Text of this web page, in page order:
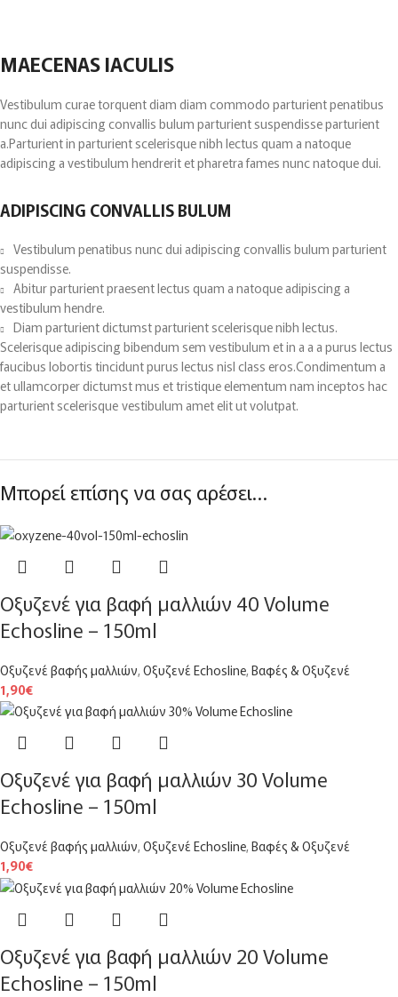
MAECENAS IACULIS
Vestibulum curae torquent diam diam commodo parturient penatibus
nunc dui adipiscing convallis bulum parturient suspendisse parturient
a.Parturient in parturient scelerisque nibh lectus quam a natoque
adipiscing a vestibulum hendrerit et pharetra fames nunc natoque dui.
ADIPISCING CONVALLIS BULUM
Vestibulum penatibus nunc dui adipiscing convallis bulum parturient
suspendisse.
Abitur parturient praesent lectus quam a natoque adipiscing a
vestibulum hendre.
Diam parturient dictumst parturient scelerisque nibh lectus.
Scelerisque adipiscing bibendum sem vestibulum et in a a a purus lectus
faucibus lobortis tincidunt purus lectus nisl class eros.Condimentum a
et ullamcorper dictumst mus et tristique elementum nam inceptos hac
parturient scelerisque vestibulum amet elit ut volutpat.
Μπορεί επίσης να σας αρέσει…
Οξυζενέ για βαφή μαλλιών 40 Volume
Echosline – 150ml
Οξυζενέ βαφής μαλλιών, Οξυζενέ Echosline, Βαφές & Οξυζενέ
1,90€
Οξυζενέ για βαφή μαλλιών 30 Volume
Echosline – 150ml
Οξυζενέ βαφής μαλλιών, Οξυζενέ Echosline, Βαφές & Οξυζενέ
1,90€
Οξυζενέ για βαφή μαλλιών 20 Volume
Echosline – 150ml